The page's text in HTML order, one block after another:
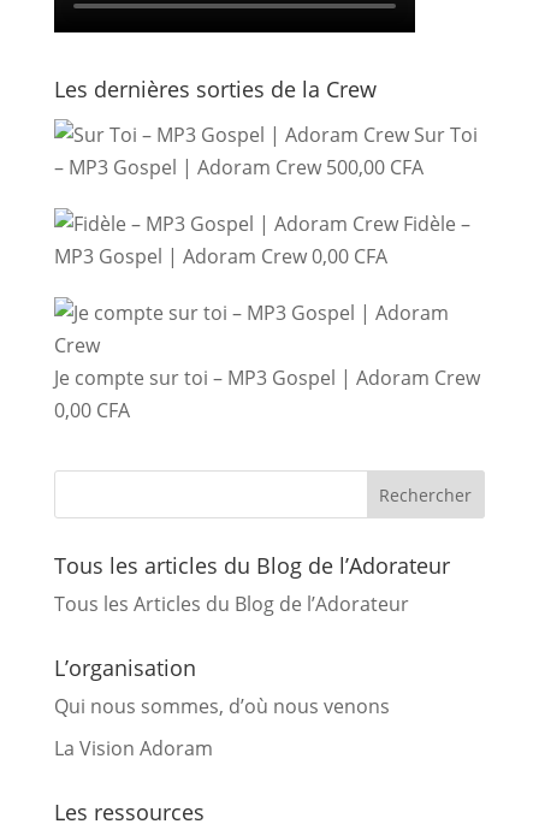
Les dernières sorties de la Crew
Sur Toi
– MP3 Gospel | Adoram Crew 500,00 CFA
Fidèle –
MP3 Gospel | Adoram Crew0,00 CFA
Je compte sur toi – MP3 Gospel | Adoram Crew
0,00 CFA
Tous les articles du Blog de l’Adorateur
Tous les Articles du Blog de l’Adorateur
L’organisation
Qui nous sommes, d’où nous venons
La Vision Adoram
Les ressources